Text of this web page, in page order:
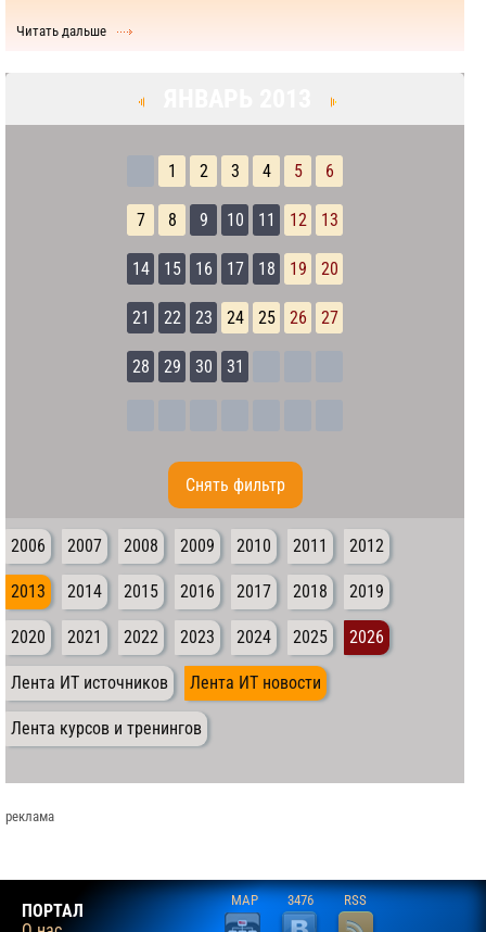
Читать дальше
1 2 3 4 5 6
7 8 9 10 11 12 13
14 15 16 17 18 19 20
21 22 23 24 25 26 27
28 29 30 31
Cнять фильтр
2006 2007 2008 2009 2010 2011 2012
2013 2014 2015 2016 2017 2018 2019
2020 2021 2022 2023 2024 2025 2026
Лента ИТ источников Лента ИТ новости
Лента курсов и тренингов
реклама
ПОРТАЛ
MAP 3476 RSS